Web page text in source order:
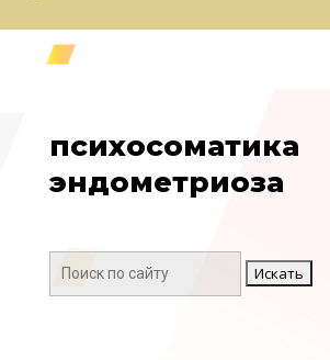
психосоматика
эндометриоза
Поиск: